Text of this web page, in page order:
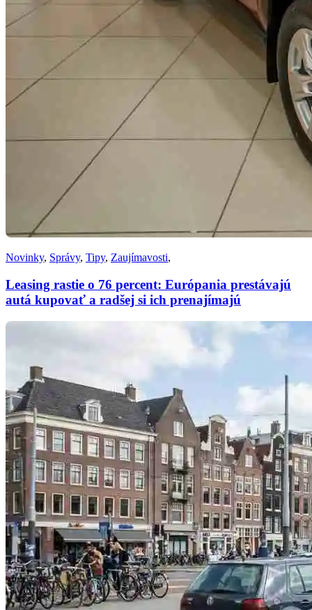
Novinky, Správy, Tipy, Zaujímavosti,
Leasing rastie o 76 percent: Európania prestávajú
autá kupovať a radšej si ich prenajímajú